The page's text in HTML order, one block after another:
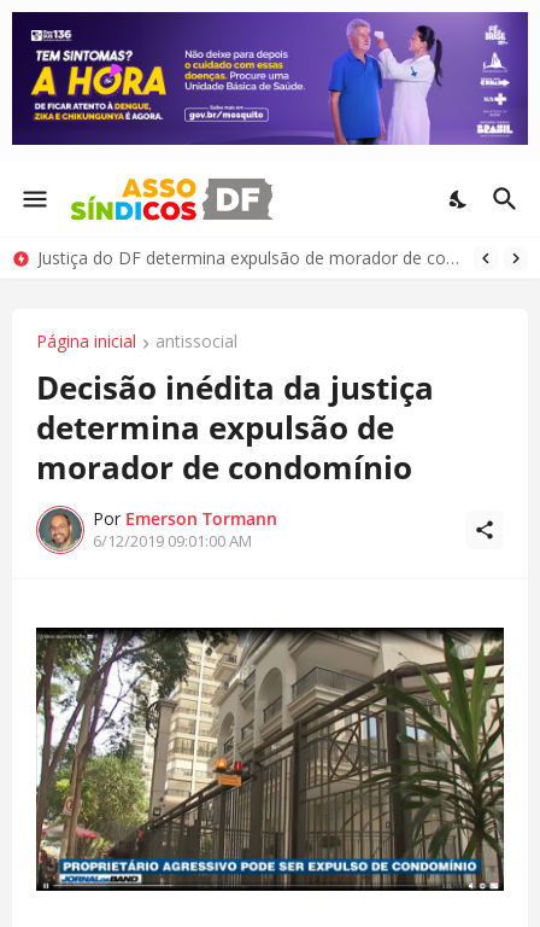
Justiça do DF determina expulsão de morador de condomínio por comportamento antissocial
Página inicial antissocial
Decisão inédita da justiça
determina expulsão de
morador de condomínio
Por Emerson Tormann
6/12/2019 09:01:00 AM